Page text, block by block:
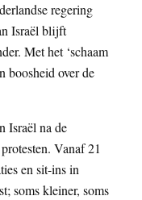
regering
Israël blijft
Met het ‘schaam
boosheid over de
Israël na de
Vanaf 21
en sit-ins in
soms kleiner, soms